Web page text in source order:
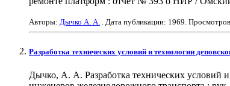
Авторы: Дычко А. А. . Дата публикации: 1969.
Разработка технических условий и технологии
Дычко, А. А. Разработка технических условий